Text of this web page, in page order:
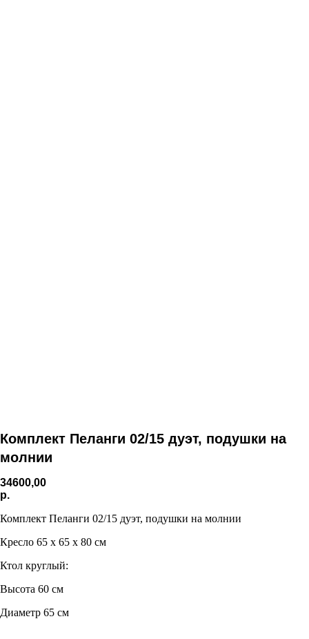
Комплект Пеланги 02/15 дуэт, подушки на
молнии
34600,00
р.
Комплект Пеланги 02/15 дуэт, подушки на молнии
Кресло 65 x 65 x 80 см
Ктол круглый:
Высота 60 см
Диаметр 65 см